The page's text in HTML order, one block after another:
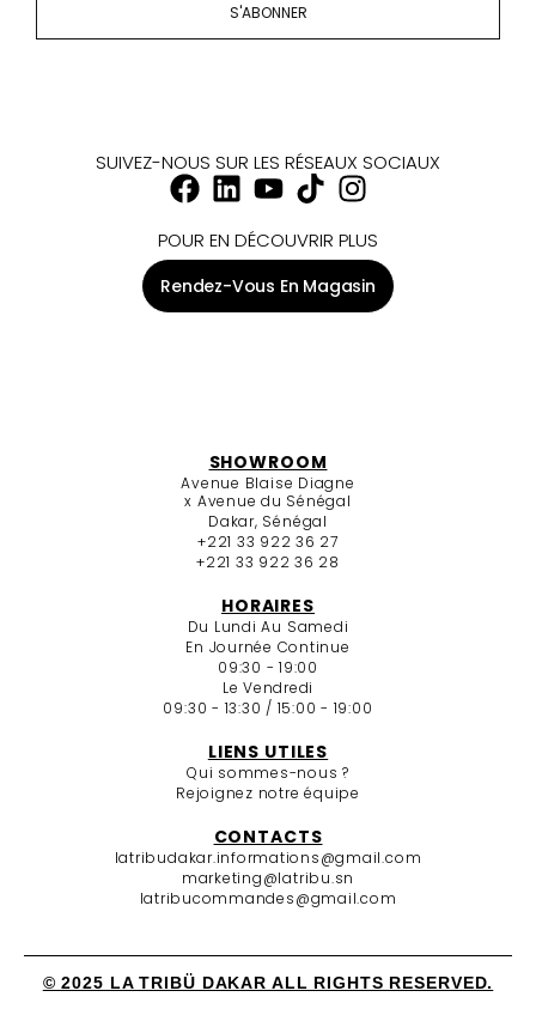
S'ABONNER
SUIVEZ-NOUS SUR LES RÉSEAUX SOCIAUX
POUR EN DÉCOUVRIR PLUS
Rendez-Vous En Magasin
SHOWROOM
Avenue Blaise Diagne
x Avenue du Sénégal
Dakar, Sénégal
+221 33 922 36 27
+221 33 922 36 28
HORAIRES
Du Lundi Au Samedi
En Journée Continue
09:30 - 19:00
Le Vendredi
09:30 - 13:30 / 15:00 - 19:00
LIENS UTILES
Qui sommes-nous ?
Rejoignez notre équipe
CONTACTS
latribudakar.informations@gmail.com
marketing@latribu.sn
latribucommandes@gmail.com
© 2025 LA TRIBÜ DAKAR ALL RIGHTS RESERVED.